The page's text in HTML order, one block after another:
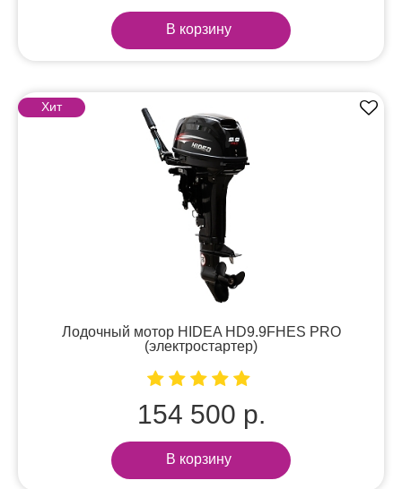
В корзину
Хит
Лодочный мотор HIDEA HD9.9FHES PRO
(электростартер)
154 500 р.
В корзину